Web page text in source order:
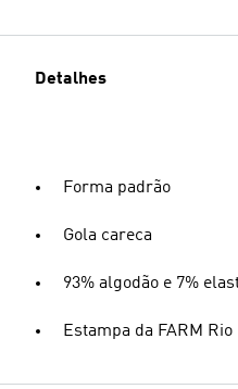
Detalhes
Forma padrão
Gola careca
93% algodão e 7%
Estampa da FARM Rio